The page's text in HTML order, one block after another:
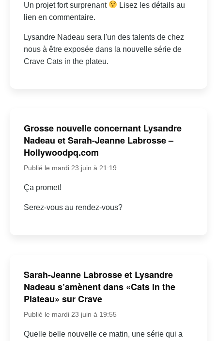
Un projet fort surprenant
Lisez les détails au
lien en commentaire.
Lysandre Nadeau sera l'un des talents de chez
nous à être exposée dans la nouvelle série de
Crave Cats in the plateu.
Grosse nouvelle concernant Lysandre
Nadeau et Sarah-Jeanne Labrosse –
Hollywoodpq.com
Publié le mardi 23 juin à 21:19
Ça promet!
Serez-vous au rendez-vous?
Sarah-Jeanne Labrosse et Lysandre
Nadeau s’amènent dans «Cats in the
Plateau» sur Crave
Publié le mardi 23 juin à 19:55
Quelle belle nouvelle ce matin, une série qui a